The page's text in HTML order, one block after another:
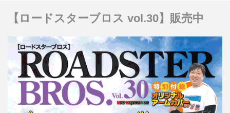
【ロードスターブロス vol.30】販売中